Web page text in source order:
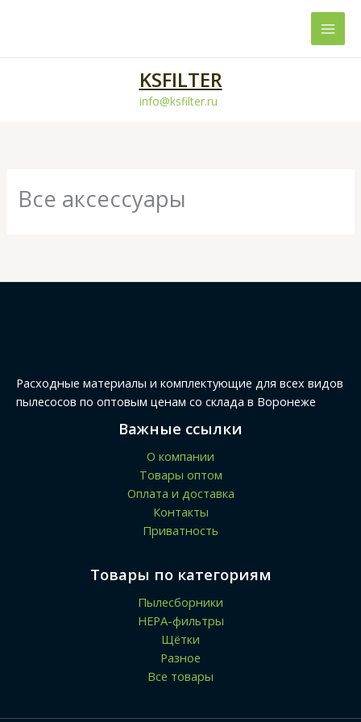
KSFILTER
info@ksfilter.ru
Все аксессуары
Расходные материалы и комплектующие для всех видов
пылесосов по оптовым ценам со склада в Воронеже
Важные ссылки
О компании
Товары оптом
Оплата и доставка
Контакты
Приватность
Товары по категориям
Пылесборники
HEPA-фильтры
Щётки
Разное
Все товары